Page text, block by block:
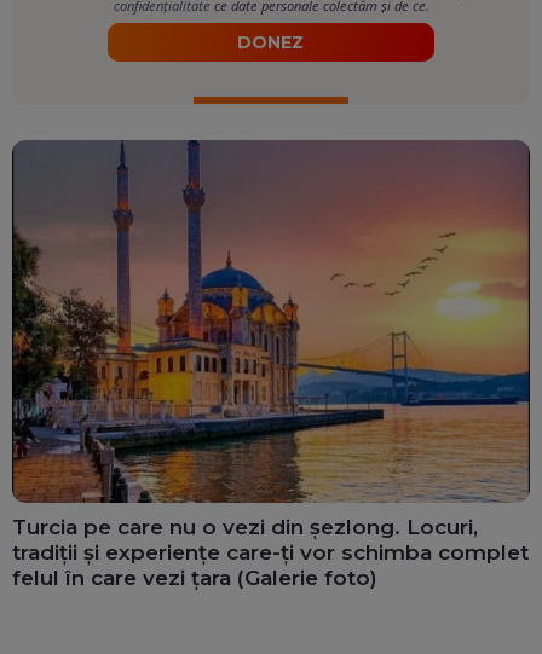
confidențialitate ce date personale colectăm și de ce.
DONEZ
Turcia pe care nu o vezi din șezlong. Locuri,
tradiții și experiențe care-ți vor schimba complet
felul în care vezi țara (Galerie foto)